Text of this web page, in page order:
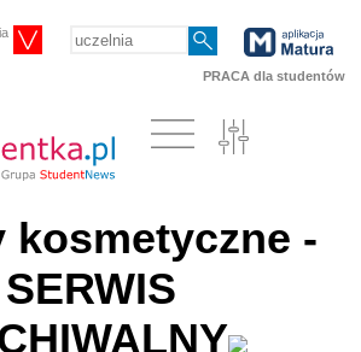
PRACA dla studentów
kosmetyczne -
SERWIS